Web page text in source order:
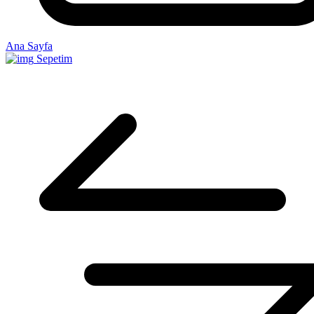
Ana Sayfa
Sepetim